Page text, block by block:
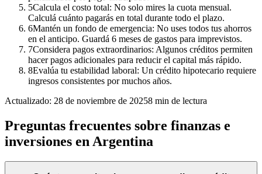
5Calcula el costo total: No solo mires la cuota mensual.
Calculá cuánto pagarás en total durante todo el plazo.
6Mantén un fondo de emergencia: No uses todos tus ahorros
en el anticipo. Guardá 6 meses de gastos para imprevistos.
7Considera pagos extraordinarios: Algunos créditos permiten
hacer pagos adicionales para reducir el capital más rápido.
8Evalúa tu estabilidad laboral: Un crédito hipotecario requiere
ingresos consistentes por muchos años.
Actualizado: 28 de noviembre de 20258 min de lectura
Preguntas frecuentes sobre finanzas e
inversiones en Argentina